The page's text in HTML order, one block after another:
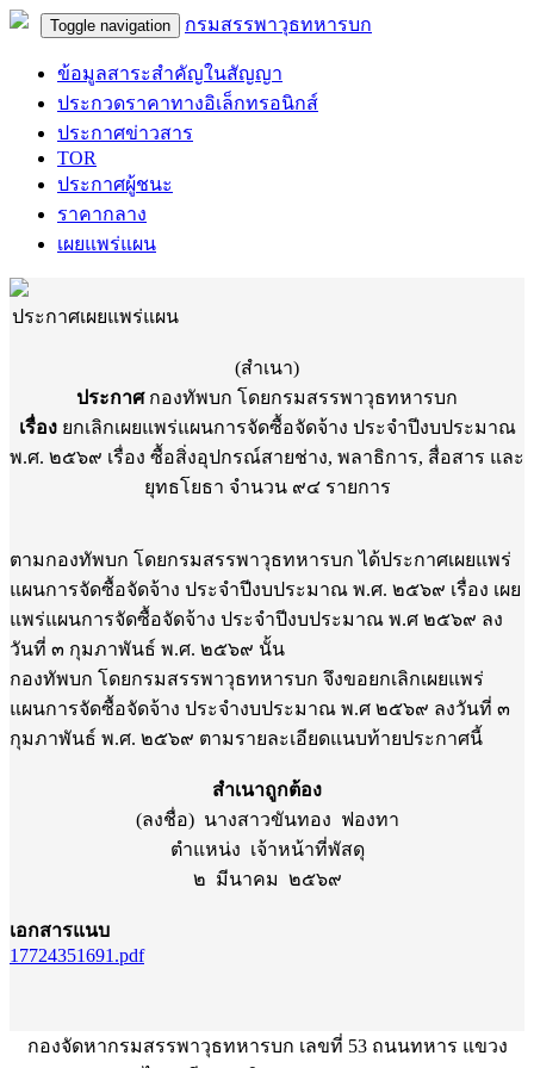
Toggle navigation กรมสรรพาวุธทหารบก
ข้อมูลสาระสำคัญในสัญญา
ประกวดราคาทางอิเล็กทรอนิกส์
ประกาศข่าวสาร
TOR
ประกาศผู้ชนะ
ราคากลาง
เผยแพร่แผน
ประกาศเผยแพร่แผน
(สำเนา)
ประกาศกองทัพบก โดยกรมสรรพาวุธทหารบก
เรื่องยกเลิกเผยแพร่แผนการจัดซื้อจัดจ้าง ประจำปีงบประมาณ
พ.ศ. ๒๕๖๙ เรื่อง ซื้อสิ่งอุปกรณ์สายช่าง, พลาธิการ, สื่อสาร และ
ยุทธโยธา จำนวน ๙๔ รายการ
ตามกองทัพบก โดยกรมสรรพาวุธทหารบก ได้ประกาศเผยแพร่
แผนการจัดซื้อจัดจ้าง ประจำปีงบประมาณ พ.ศ. ๒๕๖๙ เรื่อง เผย
แพร่แผนการจัดซื้อจัดจ้าง ประจำปีงบประมาณ พ.ศ ๒๕๖๙ ลง
วันที่ ๓ กุมภาพันธ์ พ.ศ. ๒๕๖๙ นั้น
กองทัพบก โดยกรมสรรพาวุธทหารบก จึงขอยกเลิกเผยแพร่
แผนการจัดซื้อจัดจ้าง ประจำงบประมาณ พ.ศ ๒๕๖๙ ลงวันที่ ๓
กุมภาพันธ์ พ.ศ. ๒๕๖๙ ตามรายละเอียดแนบท้ายประกาศนี้
สำเนาถูกต้อง
(ลงชื่อ) นางสาวขันทอง ฟองทา
ตำแหน่ง เจ้าหน้าที่พัสดุ
๒ มีนาคม ๒๕๖๙
เอกสารแนบ
17724351691.pdf
กองจัดหากรมสรรพาวุธทหารบก เลขที่ 53 ถนนทหาร แขวง